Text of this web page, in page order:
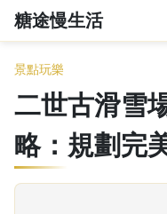
糖途慢生活
景點玩樂
二世古滑雪
略：規劃完